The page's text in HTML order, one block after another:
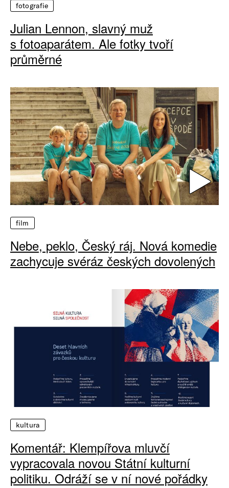
fotografie
Julian Lennon, slavný muž
s fotoaparátem. Ale fotky tvoří
průměrné
film
Nebe, peklo, Český ráj. Nová komedie
zachycuje svéráz českých dovolených
kultura
Komentář: Klempířova mluvčí
vypracovala novou Státní kulturní
politiku. Odráží se v ní nové pořádky